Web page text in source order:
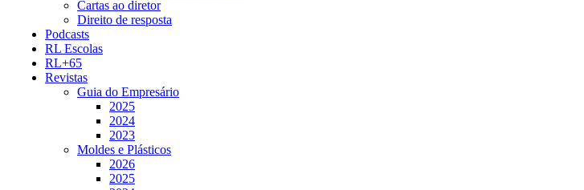
Cartas ao diretor
Direito de resposta
Podcasts
RL Escolas
RL+65
Revistas
Guia do Empresário
2025
2024
2023
Moldes e Plásticos
2026
2025